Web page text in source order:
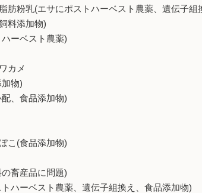
肪粉乳(エサにポストハーベスト農薬、遺伝子組
料添加物)
ハーベスト農薬)
カメ
加物)
配、食品添加物)
こ(食品添加物)
の畜産品に問題)
トハーベスト農薬、遺伝子組換え、食品添加物)